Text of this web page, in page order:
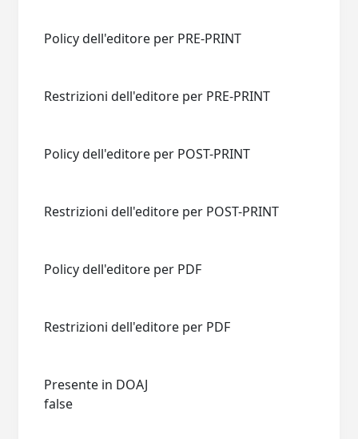
Policy dell'editore per PRE-PRINT
Restrizioni dell'editore per PRE-PRINT
Policy dell'editore per POST-PRINT
Restrizioni dell'editore per POST-PRINT
Policy dell'editore per PDF
Restrizioni dell'editore per PDF
Presente in DOAJ